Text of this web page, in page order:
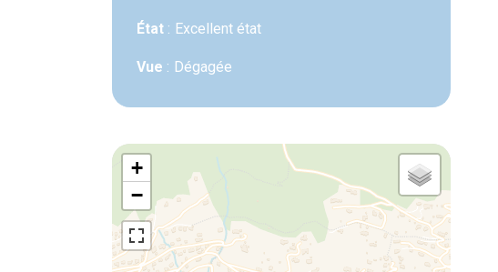
État Excellent état
Vue Dégagée
+
−